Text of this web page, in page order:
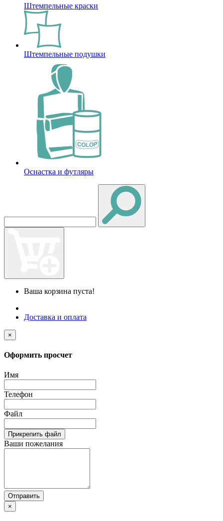
Штемпельные краски
Штемпельные подушки
Оснастка и футляры
Ваша корзина пуста!
Доставка и оплата
×
Оформить просчет
Имя
Телефон
Файл
Прикрепить файл
Ваши пожелания
Отправить
×